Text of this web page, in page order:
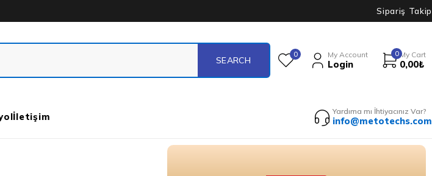
Sipariş Takip
0 My Account
Login
0 My Cart
0,00₺
İletişim Yardıma mı İhtiyacınız Var?
info@metotechs.com